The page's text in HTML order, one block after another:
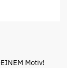
Motiv!